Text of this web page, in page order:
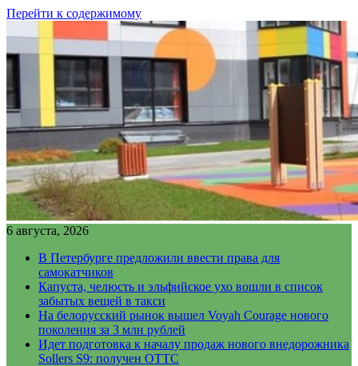
Перейти к содержимому
6 августа, 2026
В Петербурге предложили ввести права для
самокатчиков
Капуста, челюсть и эльфийское ухо вошли в список
забытых вещей в такси
На белорусский рынок вышел Voyah Courage нового
поколения за 3 млн рублей
Идет подготовка к началу продаж нового внедорожника
Sollers S9: получен ОТТС